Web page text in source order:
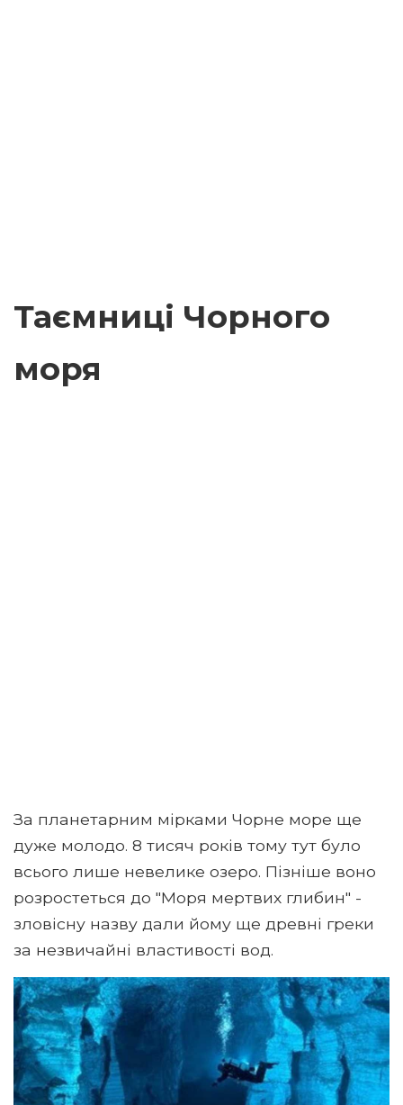
Таємниці Чорного
моря
За планетарним мірками Чорне море ще
дуже молодо. 8 тисяч років тому тут було
всього лише невелике озеро. Пізніше воно
розростеться до "Моря мертвих глибин" -
зловісну назву дали йому ще древні греки
за незвичайні властивості вод.